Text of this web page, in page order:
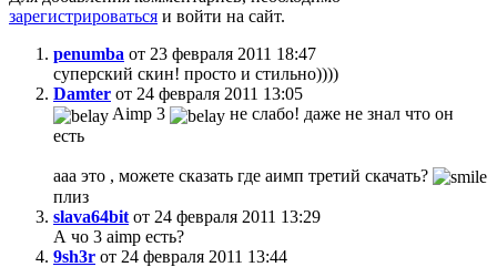
зарегистрироваться и войти на сайт.
penumba от 23 февраля 2011 18:47
суперский скин! просто и стильно))))
Damter от 24 февраля 2011 13:05
Aimp 3
не слабо! даже не знал что он
есть
ааа это , можете сказать где аимп третий скачать?
плиз
slava64bit от 24 февраля 2011 13:29
А чо 3 aimp есть?
9sh3r от 24 февраля 2011 13:44